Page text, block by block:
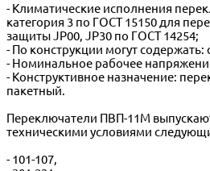
- Климатические исполнения
категория 3 по ГОСТ 15150 для
защиты JP00, JP30 по ГОСТ 14254;
- По конструкции могут содержать:
- Номинальное рабочее
- Конструктивное назначение:
пакетный.
Переключатели ПВП-11М
техническими условиями
- 101-107,